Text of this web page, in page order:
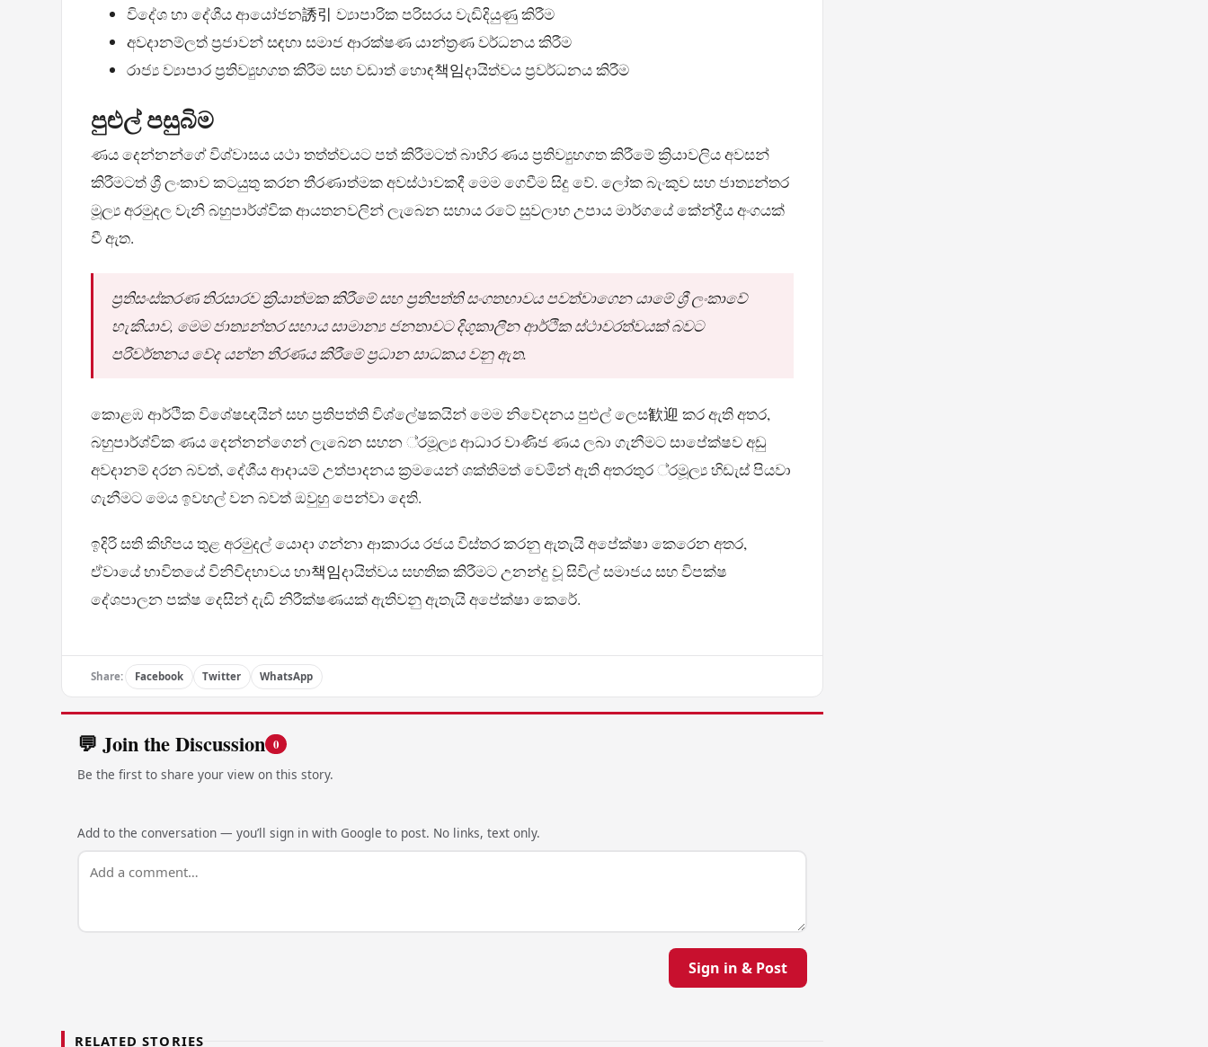
විදේශ හා දේශීය ආයෝජන誘引 ව්‍යාපාරික පරිසරය වැඩිදියුණු කිරීම
අවදානම්ලත් ප්‍රජාවන් සඳහා සමාජ ආරක්ෂණ යාන්ත්‍රණ වර්ධනය කිරීම
රාජ්‍ය ව්‍යාපාර ප්‍රතිව්‍යුහගත කිරීම සහ වඩාත් හොඳ책임දායිත්වය ප්‍රවර්ධනය කිරීම
පුළුල් පසුබිම
ණය දෙන්නන්ගේ විශ්වාසය යථා තත්ත්වයට පත් කිරීමටත් බාහිර ණය ප්‍රතිව්‍යුහගත කිරීමේ ක්‍රියාවලිය අවසන්
කිරීමටත් ශ්‍රී ලංකාව කටයුතු කරන තීරණාත්මක අවස්ථාවකදී මෙම ගෙවීම සිදු වේ. ලෝක බැංකුව සහ ජාත්‍යන්තර
මූල්‍ය අරමුදල වැනි බහුපාර්ශ්වික ආයතනවලින් ලැබෙන සහාය රටේ සුවලාභ උපාය මාර්ගයේ කේන්ද්‍රීය අංගයක්
වී ඇත.
ප්‍රතිසංස්කරණ තිරසාරව ක්‍රියාත්මක කිරීමේ සහ ප්‍රතිපත්ති සංගතභාවය පවත්වාගෙන යාමේ ශ්‍රී ලංකාවේ
හැකියාව, මෙම ජාත්‍යන්තර සහාය සාමාන්‍ය ජනතාවට දිගුකාලීන ආර්ථික ස්ථාවරත්වයක් බවට
පරිවර්තනය වේද යන්න තීරණය කිරීමේ ප්‍රධාන සාධකය වනු ඇත.
කොළඹ ආර්ථික විශේෂඥයින් සහ ප්‍රතිපත්ති විශ්ලේෂකයින් මෙම නිවේදනය පුළුල් ලෙස歓迎 කර ඇති අතර,
බහුපාර්ශ්වික ණය දෙන්නන්ගෙන් ලැබෙන සහන ්‍රමූල්‍ය ආධාර වාණිජ ණය ලබා ගැනීමට සාපේක්ෂව අඩු
අවදානම් දරන බවත්, දේශීය ආදායම් උත්පාදනය ක්‍රමයෙන් ශක්තිමත් වෙමින් ඇති අතරතුර ්‍රමූල්‍ය හිඩැස් පියවා
ගැනීමට මෙය ඉවහල් වන බවත් ඔවුහු පෙන්වා දෙති.
ඉදිරි සති කිහිපය තුළ අරමුදල් යොදා ගන්නා ආකාරය රජය විස්තර කරනු ඇතැයි අපේක්ෂා කෙරෙන අතර,
ඒවායේ භාවිතයේ විනිවිදභාවය හා책임දායිත්වය සහතික කිරීමට උනන්දු වූ සිවිල් සමාජය සහ විපක්ෂ
දේශපාලන පක්ෂ දෙසින් දැඩි නිරීක්ෂණයක් ඇතිවනු ඇතැයි අපේක්ෂා කෙරේ.
Share: Facebook Twitter WhatsApp
💬 Join the Discussion 0
Be the first to share your view on this story.
Add to the conversation — you’ll sign in with Google to post. No links, text only.
Sign in & Post
RELATED STORIES